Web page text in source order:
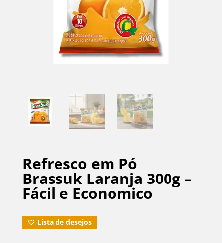
Refresco em Pó
Brassuk Laranja 300g –
Fácil e Economico
Lista de desejos